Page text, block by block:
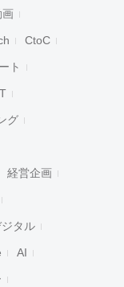
画
CtoC
ト
グ
経営企画
タル
AI